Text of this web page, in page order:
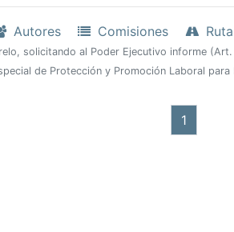
Autores Comisiones Ruta
solicitando al Poder Ejecutivo informe
de Protección y Promoción Laboral para
1